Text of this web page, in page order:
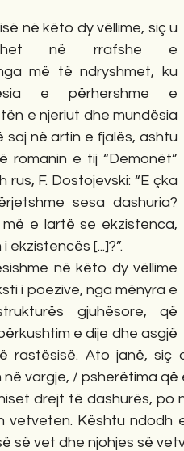
në këto dy vëllime, siç u
në rrafshe e
më të ndryshmet, ku
e përhershme e
e njeriut dhe mundësia
saj në artin e fjalës, ashtu
romanin e tij “Demonët”
rus, F. Dostojevski: “E çka
sesa dashuria?
e lartë se ekzistenca,
ekzistencës [...]?”.
në këto dy vëllime
i poezive, nga mënyra e
gjuhësore, që
e dije dhe asgjë
rastësisë. Ato janë,
në vargje, / psherëtima që
drejt të dashurës,
vetveten. Kështu ndodh
së vet dhe njohjes së